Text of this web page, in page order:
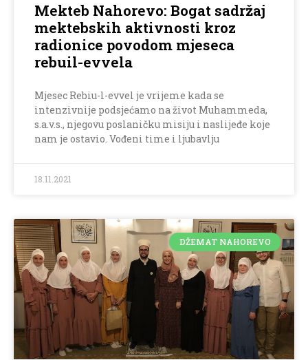
Mekteb Nahorevo: Bogat sadržaj
mektebskih aktivnosti kroz
radionice povodom mjeseca
rebuil-evvela
Mjesec Rebiu-l-evvel je vrijeme kada se
intenzivnije podsjećamo na život Muhammeda,
s.a.v.s., njegovu poslaničku misiju i naslijeđe koje
nam je ostavio. Vođeni time i ljubavlju
18.11.2021
DŽEMAT NAHOREVO